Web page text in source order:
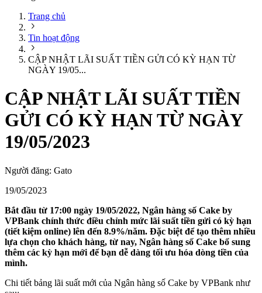
Trang chủ
Tin hoạt động
CẬP NHẬT LÃI SUẤT TIỀN GỬI CÓ KỲ HẠN TỪ
NGÀY 19/05...
CẬP NHẬT LÃI SUẤT TIỀN
GỬI CÓ KỲ HẠN TỪ NGÀY
19/05/2023
Người đăng: Gato
19/05/2023
Bắt đầu từ 17:00 ngày 19/05/2022, Ngân hàng số Cake by
VPBank chính thức điều chỉnh mức lãi suất tiền gửi có kỳ hạn
(tiết kiệm online) lên đến 8.9%/năm. Đặc biệt để tạo thêm nhiều
lựa chọn cho khách hàng, từ nay, Ngân hàng số Cake bổ sung
thêm các kỳ hạn mới để bạn dễ dàng tối ưu hóa dòng tiền của
mình.
Chi tiết bảng lãi suất mới của Ngân hàng số Cake by VPBank như